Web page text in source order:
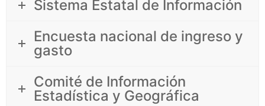
Sistema Estatal de Información
Encuesta nacional de ingreso y
gasto
Comité de Información
Estadística y Geográfica